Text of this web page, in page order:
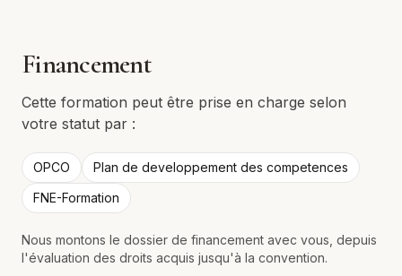
Financement
Cette formation peut être prise en charge selon
votre statut par :
OPCO
Plan de developpement des competences
FNE-Formation
Nous montons le dossier de financement avec vous, depuis
l'évaluation des droits acquis jusqu'à la convention.